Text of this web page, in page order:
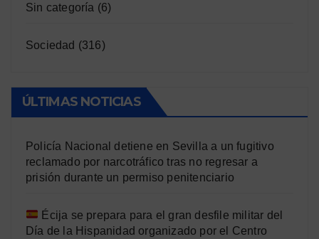
Sin categoría (6)
Sociedad (316)
ÚLTIMAS NOTICIAS
Policía Nacional detiene en Sevilla a un fugitivo
reclamado por narcotráfico tras no regresar a
prisión durante un permiso penitenciario
Écija se prepara para el gran desfile militar del
Día de la Hispanidad organizado por el Centro